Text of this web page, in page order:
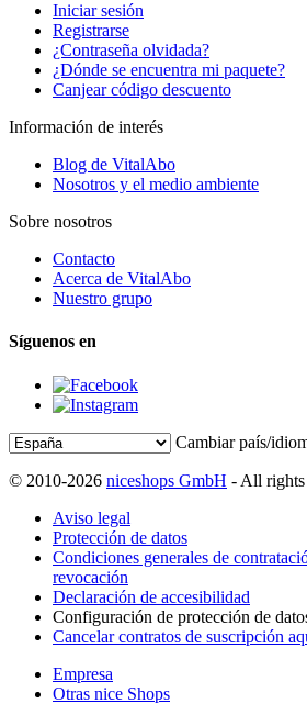
Iniciar sesión
Registrarse
¿Contraseña olvidada?
¿Dónde se encuentra mi paquete?
Canjear código descuento
Información de interés
Blog de VitalAbo
Nosotros y el medio ambiente
Sobre nosotros
Contacto
Acerca de VitalAbo
Nuestro grupo
Síguenos en
Cambiar país/
© 2010-2026 niceshops GmbH - All rights
Aviso legal
Protección de datos
Condiciones generales de
revocación
Declaración de accesibilidad
Configuración de protección de
Cancelar contratos de suscripción
Empresa
Otras nice Shops